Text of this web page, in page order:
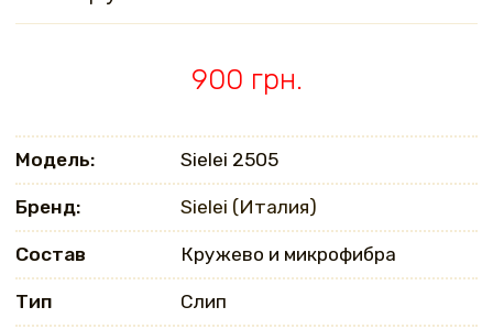
900 грн.
Модель: Sielei 2505
Бренд: Sielei (Италия)
Состав Кружево и микрофибра
Тип Слип